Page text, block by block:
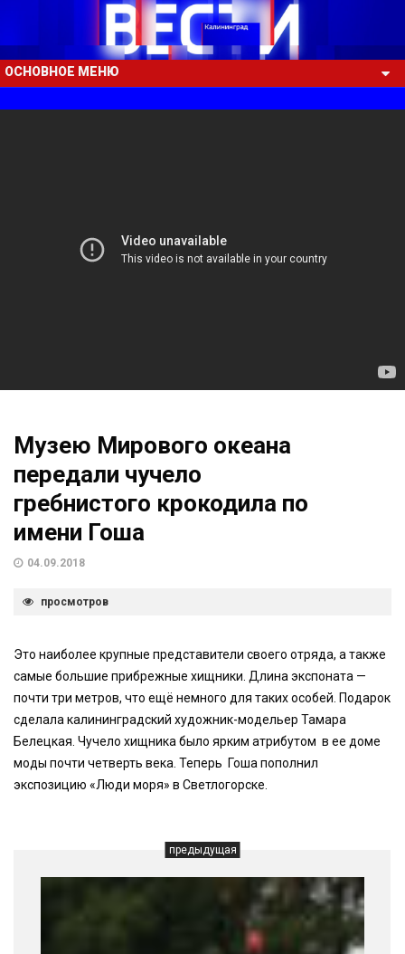
ОСНОВНОЕ МЕНЮ
Музею Мирового океана
передали чучело
гребнистого крокодила по
имени Гоша
04.09.2018
просмотров
Это наиболее крупные представители своего отряда, а также
самые большие прибрежные хищники. Длина экспоната —
почти три метров, что ещё немного для таких особей. Подарок
сделала калининградский художник-модельер Тамара
Белецкая. Чучело хищника было ярким атрибутом в ее доме
моды почти четверть века. Теперь Гоша пополнил
экспозицию «Люди моря» в Светлогорске.
предыдущая